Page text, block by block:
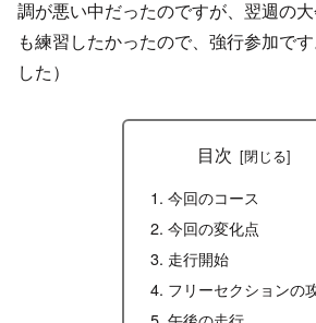
調が悪い中だったのですが、翌週の
も練習したかったので、強行参加で
した）
目次
今回のコース
今回の変化点
走行開始
フリーセクションの